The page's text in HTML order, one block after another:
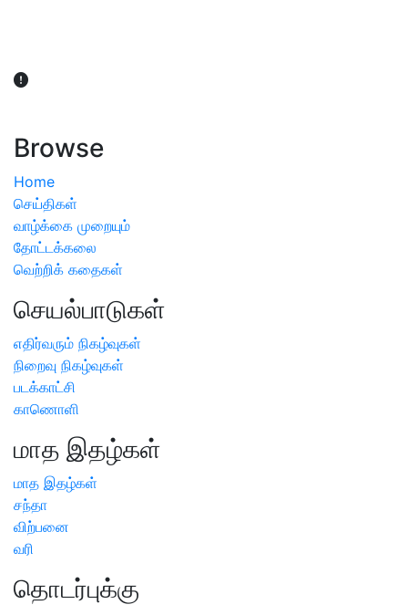
Browse
Home
செய்திகள்
வாழ்க்கை முறையும்
தோட்டக்கலை
வெற்றிக் கதைகள்
செயல்பாடுகள்
எதிர்வரும் நிகழ்வுகள்
நிறைவு நிகழ்வுகள்
படக்காட்சி
காணொளி
மாத இதழ்கள்
மாத இதழ்கள்
சந்தா
விற்பனை
வரி
தொடர்புக்கு